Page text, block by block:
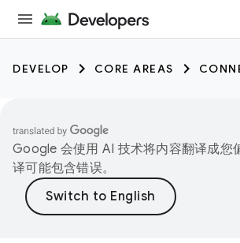
DEVELOP CORE AREAS
Google 会使用 AI 技术将内容翻译成您
译可能包含错误。